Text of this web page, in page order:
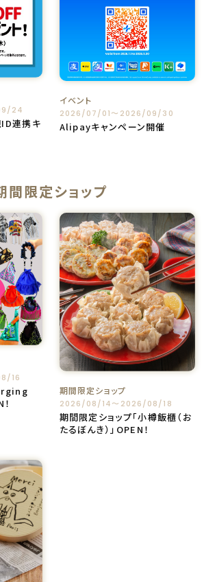
24
連携キ
イベント
2026/07/01〜2026/09/30
Alipayキャンペーン開催
間限定ショップ
16
期間限定ショップ
2026/08/14〜2026/08/18
期間限定ショップ「小樽飯櫃（お
たるぼんき）」OPEN！